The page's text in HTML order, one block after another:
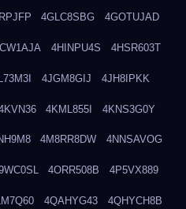
4GLC8SBG 4GOTUJAD
4HINPU4S 4HSR603T
4JGM8GIJ 4JH8IPKK
4KML855I 4KNS3G0Y
4M8RR8DW 4NNSAVOG
4ORR508B 4P5VX889
4QAHYG43 4QHYCH8B